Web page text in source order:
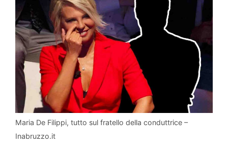
Maria De Filippi, tutto sul fratello della conduttrice –
Inabruzzo.it